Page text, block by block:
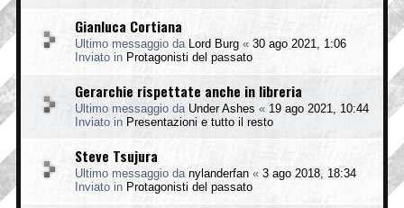
Gianluca Cortiana
Ultimo messaggio da Lord Burg « 30 ago 2021, 1:06
Inviato in Protagonisti del passato
Gerarchie rispettate anche in libreria
Ultimo messaggio da Under Ashes « 19 ago 2021, 10:44
Inviato in Presentazioni e tutto il resto
Steve Tsujura
Ultimo messaggio da nylanderfan « 3 ago 2018, 18:34
Inviato in Protagonisti del passato